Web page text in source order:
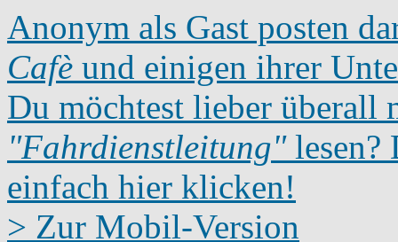
Anonym als Gast posten
Cafè und einigen ihrer
Du möchtest lieber überall
"Fahrdienstleitung"lesen?
einfach hier klicken!
> Zur Mobil-Version